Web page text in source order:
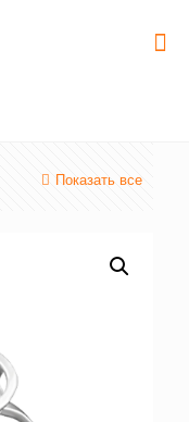
Показать все